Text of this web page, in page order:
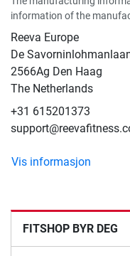
information of the
Reeva Europe
De
2566Ag Den Haag
The Netherlands
+31 615201373
Vis informasjon
FITSHOP BYR DEG